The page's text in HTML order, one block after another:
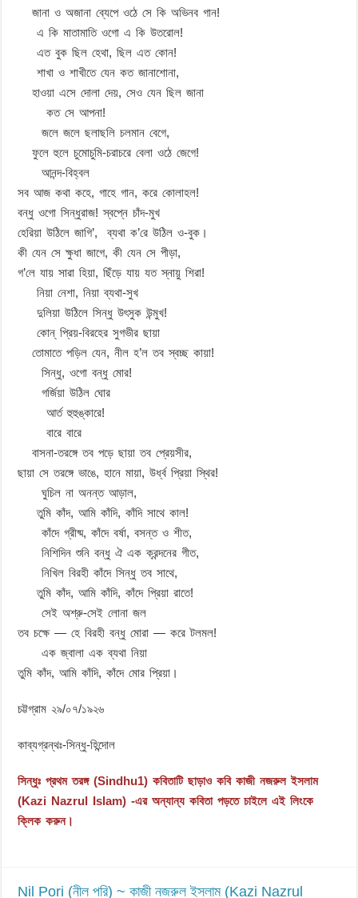
জানা ও অজানা ব্যেপে ওঠে সে কি অভিনব গান!
এ কি মাতামাতি ওগো এ কি উতরোল!
এত বুক ছিল হেথা, ছিল এত কোন!
শাখা ও শাখীতে যেন কত জানাশোনা,
হাওয়া এসে দোলা দেয়, সেও যেন ছিল জানা
কত সে আপনা!
জলে জলে ছলাছলি চলমান বেগে,
ফুলে হুলে চুমোচুমি-চরাচরে বেলা ওঠে জেগে!
আনন্দ-বিহ্বল
সব আজ কথা কহে, গাহে গান, করে কোলাহল!
বন্ধু ওগো সিন্ধুরাজ! স্বপ্নে চাঁদ-মুখ
হেরিয়া উঠিলে জাগি’, ব্যথা ক’রে উঠিল ও-বুক।
কী যেন সে ক্ষুধা জাগে, কী যেন সে পীড়া,
গ’লে যায় সারা হিয়া, ছিঁড়ে যায় যত স্নায়ু শিরা!
নিয়া নেশা, নিয়া ব্যথা-সুখ
দুলিয়া উঠিলে সিন্ধু উৎসুক উন্মুখ!
কোন্‌ প্রিয়-বিরহের সুগভীর ছায়া
তোমাতে পড়িল যেন, নীল হ’ল তব স্বচ্ছ কায়া!
সিন্ধু, ওগো বন্ধু মোর!
গর্জিয়া উঠিল ঘোর
আর্ত হুহুঙ্কারে!
বারে বারে
বাসনা-তরঙ্গে তব পড়ে ছায়া তব প্রেয়সীর,
ছায়া সে তরঙ্গে ভাঙে, হানে মায়া, উর্ধ্ব প্রিয়া স্থির!
ঘুচিল না অনন্ত আড়াল,
তুমি কাঁদ, আমি কাঁদি, কাঁদি সাথে কাল!
কাঁদে গ্রীষ্ম, কাঁদে বর্ষা, বসন্ত ও শীত,
নিশিদিন শুনি বন্ধু ঐ এক ক্রন্দনের গীত,
নিখিল বিরহী কাঁদে সিন্ধু তব সাথে,
তুমি কাঁদ, আমি কাঁদি, কাঁদে প্রিয়া রাতে!
সেই অশ্রু-সেই লোনা জল
তব চক্ষে — হে বিরহী বন্ধু মোরা — করে টলমল!
এক জ্বালা এক ব্যথা নিয়া
তুমি কাঁদ, আমি কাঁদি, কাঁদে মোর প্রিয়া।
চট্টগ্রাম ২৯/০৭/১৯২৬
কাব্যগ্রন্থঃ-সিন্ধু-হিন্দোল
সিন্ধুঃ প্রথম তরঙ্গ (Sindhu1) কবিতাটি ছাড়াও কবি কাজী নজরুল ইসলাম
(Kazi Nazrul Islam) -এর অন্যান্য কবিতা পড়তে চাইলে এই লিংকে
ক্লিক করুন।
Nil Pori (নীল পরি) ~ কাজী নজরুল ইসলাম (Kazi Nazrul